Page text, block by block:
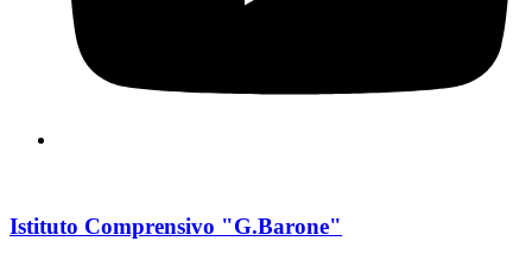
Istituto Comprensivo "G.Barone"